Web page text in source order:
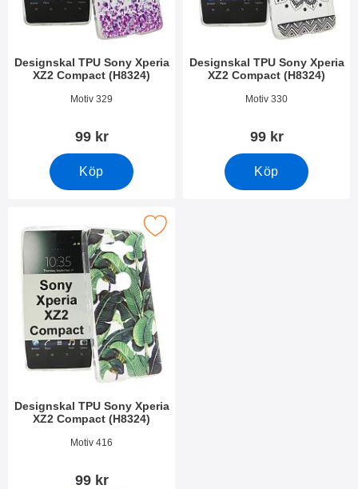
Designskal TPU Sony Xperia
XZ2 Compact (H8324)
Art. nr 26303Motiv 329
99 kr
Köp
Designskal TPU Sony Xperia
XZ2 Compact (H8324)
Art. nr 26302Motiv 330
99 kr
Köp
Designskal TPU Sony Xperia
XZ2 Compact (H8324)
Art. nr 26274Motiv 416
99 kr
TPU Sony Xperia XZ2 Compact (H8324) som favorit